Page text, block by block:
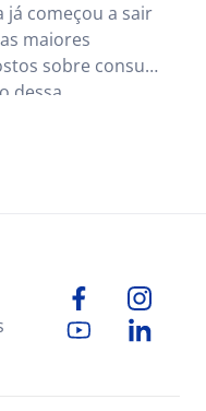
já começou a sair
maiores
sobre consumo
dessa
e alinhado às